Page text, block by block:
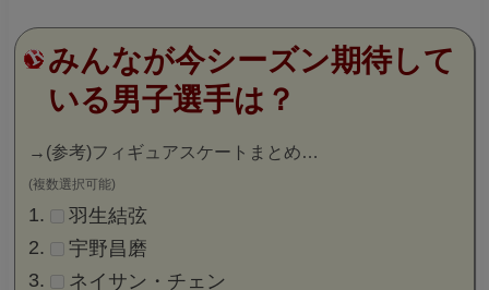
みんなが今シーズン期待して
いる男子選手は？
→ (参考)フィギュアスケートまとめ…
(複数選択可能)
羽生結弦
宇野昌磨
ネイサン・チェン